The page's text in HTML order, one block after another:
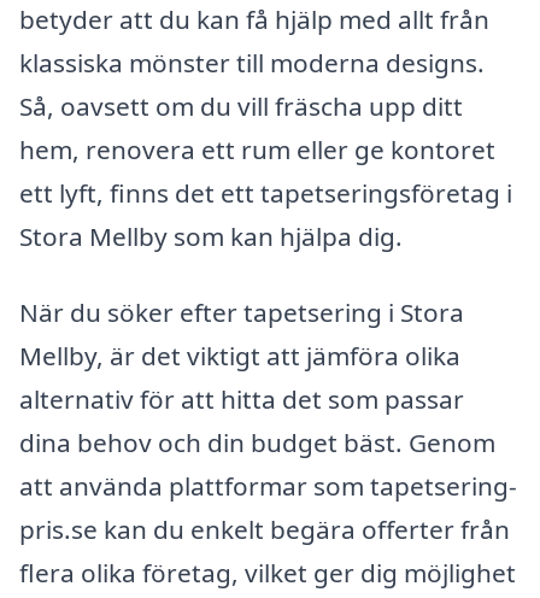
betyder att du kan få hjälp med allt från
klassiska mönster till moderna designs.
Så, oavsett om du vill fräscha upp ditt
hem, renovera ett rum eller ge kontoret
ett lyft, finns det ett tapetseringsföretag i
Stora Mellby som kan hjälpa dig.
När du söker efter tapetsering i Stora
Mellby, är det viktigt att jämföra olika
alternativ för att hitta det som passar
dina behov och din budget bäst. Genom
att använda plattformar som tapetsering-
pris.se kan du enkelt begära offerter från
flera olika företag, vilket ger dig möjlighet